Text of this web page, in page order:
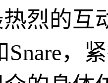
烈的互
Snare，